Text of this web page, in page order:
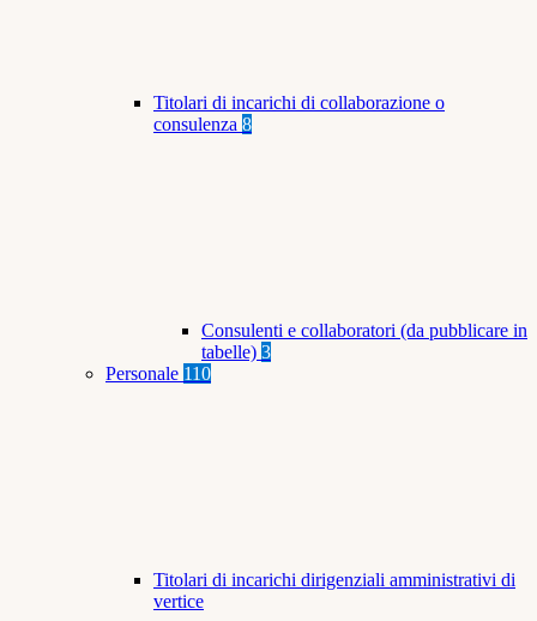
Titolari di incarichi di collaborazione o
consulenza 8
Consulenti e collaboratori (da pubblicare in
tabelle) 3
Personale 110
Titolari di incarichi dirigenziali amministrativi di
vertice